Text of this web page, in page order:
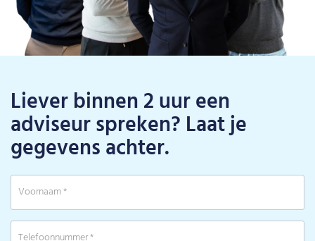
Liever binnen 2 uur een
adviseur spreken? Laat je
gegevens achter.